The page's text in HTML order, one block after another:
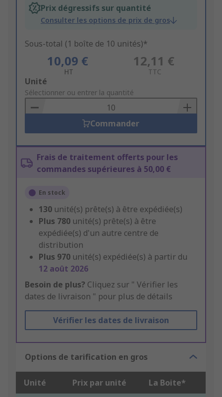
Prix dégressifs sur quantité
Consulter les options de prix de gros
Sous-total (1 boîte de 10 unités)*
10,09 €
HT
12,11 €
TTC
Add
to
Basket
Unité
Sélectionner ou entrer la quantité
Commander
Frais de traitement offerts pour les
commandes supérieures à 50,00 €
En stock
130 unité(s) prête(s) à être expédiée(s)
Plus 780 unité(s) prête(s) à être
expédiée(s) d'un autre centre de
distribution
Plus 970 unité(s) expédiée(s) à partir du
12 août 2026
Besoin de plus? Cliquez sur " Vérifier les
dates de livraison " pour plus de détails
Vérifier les dates de livraison
Options de tarification en gros
Unité Prix par unité La Boite*